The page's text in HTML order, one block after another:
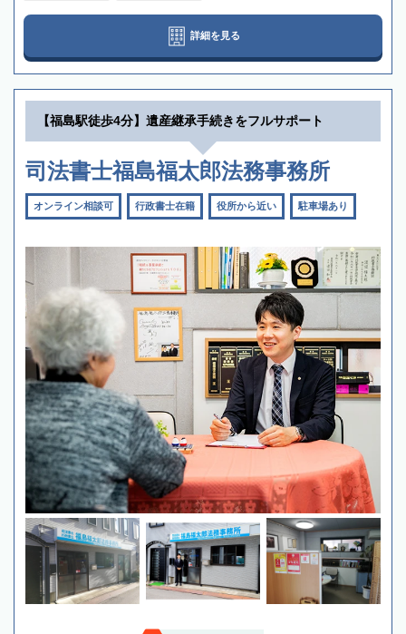
詳細を見る
【福島駅徒歩4分】遺産継承手続きをフルサポート
司法書士福島福太郎法務事務所
オンライン相談可 行政書士在籍 役所から近い 駐車場あり